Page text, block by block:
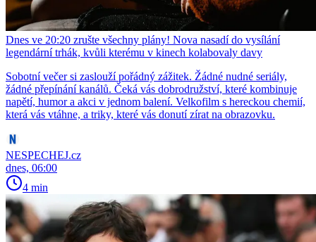
Dnes ve 20:20 zrušte všechny plány! Nova nasadí do vysílání
legendární trhák, kvůli kterému v kinech kolabovaly davy
Sobotní večer si zaslouží pořádný zážitek. Žádné nudné seriály,
žádné přepínání kanálů. Čeká vás dobrodružství, které kombinuje
napětí, humor a akci v jednom balení. Velkofilm s hereckou chemií,
která vás vtáhne, a triky, které vás donutí zírat na obrazovku.
NESPECHEJ.cz
dnes, 06:00
4 min